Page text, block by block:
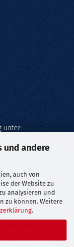
und andere
auch von
der Website zu
analysieren und
zu können. Weitere
.
unter:
gesetzlichen
nicht anders